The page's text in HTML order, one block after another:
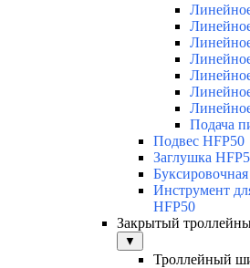
Подача
Подвес HFP50
Заглушка
Инструмент
HFP50
Закрытый
▼
Троллейный